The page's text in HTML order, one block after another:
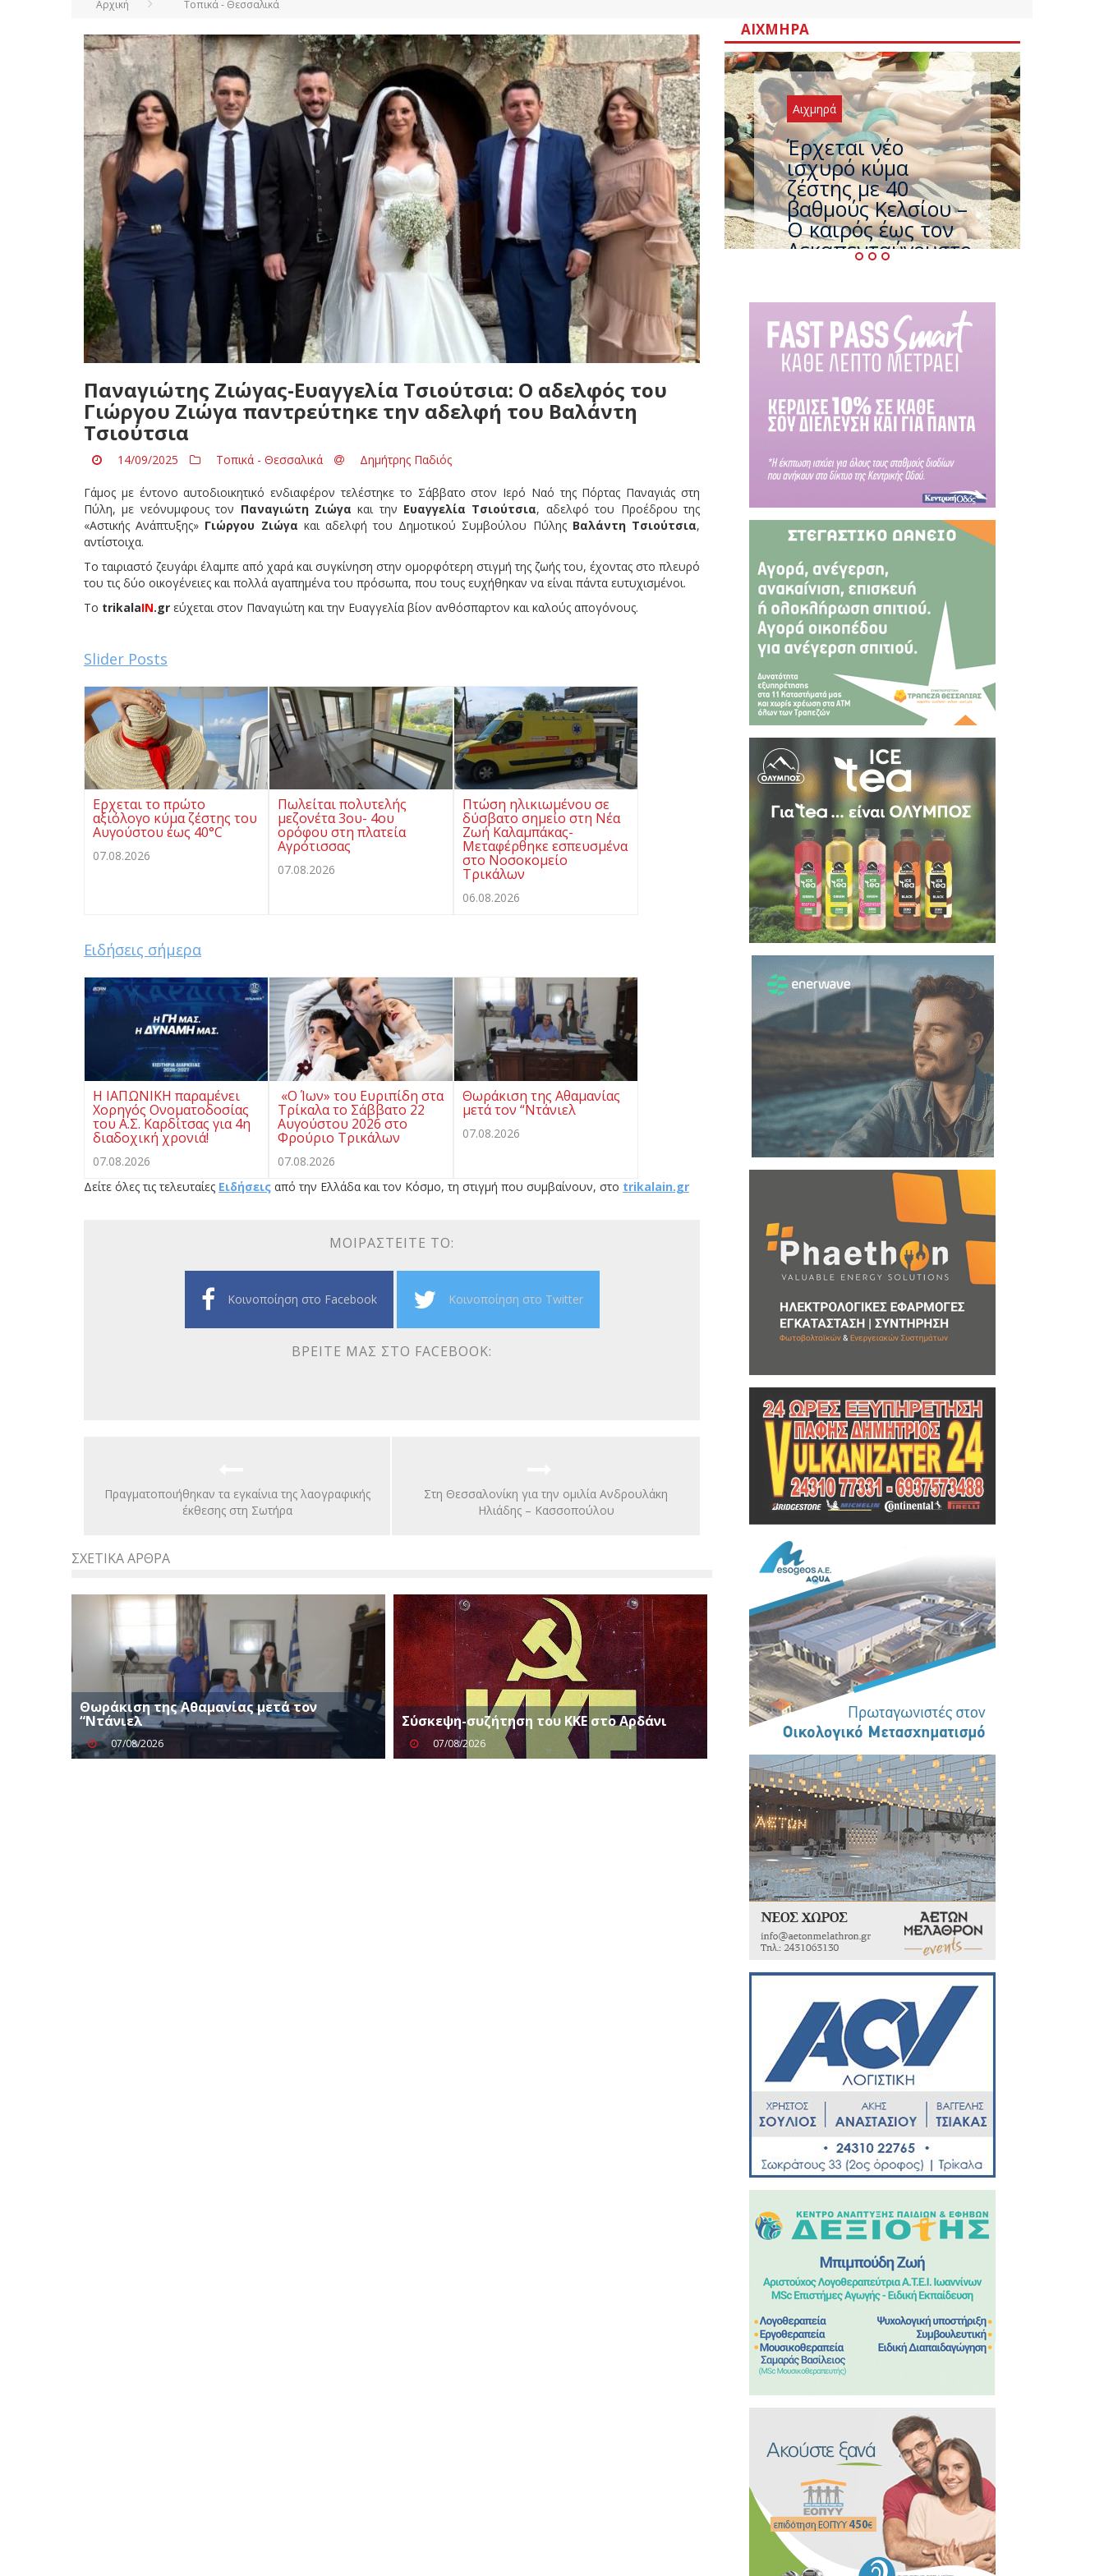
Αρχική Τοπικά - Θεσσαλικά
Παναγιώτης Ζιώγας-Ευαγγελία Τσιούτσια: Ο αδελφός του
Γιώργου Ζιώγα παντρεύτηκε την αδελφή του Βαλάντη
Τσιούτσια
14/09/2025 Τοπικά - Θεσσαλικά Δημήτρης Παδιός
Γάμος με έντονο αυτοδιοικητικό ενδιαφέρον τελέστηκε το Σάββατο στον Ιερό Ναό της Πόρτας Παναγιάς στη
Πύλη, με νεόνυμφους τον Παναγιώτη Ζιώγα και την Ευαγγελία Τσιούτσια, αδελφό του Προέδρου της
«Αστικής Ανάπτυξης» Γιώργου Ζιώγα και αδελφή του Δημοτικού Συμβούλου Πύλης Βαλάντη Τσιούτσια,
αντίστοιχα.
Το ταιριαστό ζευγάρι έλαμπε από χαρά και συγκίνηση στην ομορφότερη στιγμή της ζωής του, έχοντας στο πλευρό
του τις δύο οικογένειες και πολλά αγαπημένα του πρόσωπα, που τους ευχήθηκαν να είναι πάντα ευτυχισμένοι.
Το trikalaIN.gr εύχεται στον Παναγιώτη και την Ευαγγελία βίον ανθόσπαρτον και καλούς απογόνους.
Slider Posts
Ερχεται το πρώτο
αξιόλογο κύμα ζέστης του
Αυγούστου έως 40°C
07.08.2026
Πωλείται πολυτελής
μεζονέτα 3ου- 4ου
ορόφου στη πλατεία
Αγρότισσας
07.08.2026
Πτώση ηλικιωμένου σε
δύσβατο σημείο στη Νέα
Ζωή Καλαμπάκας-
Μεταφέρθηκε εσπευσμένα
στο Νοσοκομείο
Τρικάλων
06.08.2026
Ειδήσεις σήμερα
Η ΙΑΠΩΝΙΚΗ παραμένει
Χορηγός Ονοματοδοσίας
του Α.Σ. Καρδίτσας για 4η
διαδοχική χρονιά!
07.08.2026
«Ο Ίων» του Ευριπίδη στα
Τρίκαλα το Σάββατο 22
Αυγούστου 2026 στο
Φρούριο Τρικάλων
07.08.2026
Θωράκιση της Αθαμανίας
μετά τον “Ντάνιελ
07.08.2026
Δείτε όλες τις τελευταίες Ειδήσεις από την Ελλάδα και τον Κόσμο, τη στιγμή που συμβαίνουν, στο trikalain.gr
ΜΟΙΡΑΣΤΕΊΤΕ ΤΟ:
Κοινοποίηση στο Facebook Κοινοποίηση στο Twitter
ΒΡΕΊΤΕ ΜΑΣ ΣΤΟ FACEBOOK:
Πραγματοποιήθηκαν τα εγκαίνια της λαογραφικής
έκθεσης στη Σωτήρα
Στη Θεσσαλονίκη για την ομιλία Ανδρουλάκη
Ηλιάδης – Κασσοπούλου
ΣΧΕΤΙΚΆ ΆΡΘΡΑ
Θωράκιση της Αθαμανίας μετά τον
“Ντάνιελ
07/08/2026
Σύσκεψη-συζήτηση του ΚΚΕ στο Αρδάνι
07/08/2026
ΑΙΧΜΗΡΆ
Αιχμηρά
Άφαντος ο
Τσίπρας… την ώρα
που η χώρα
καίγεται